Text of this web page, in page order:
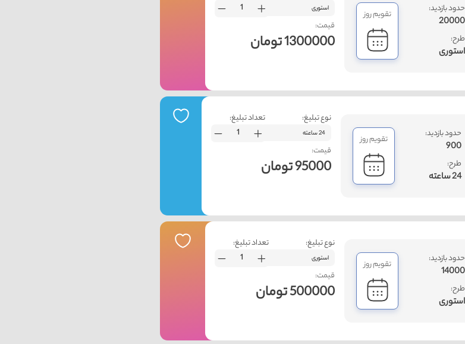
استوری
قیمت:
1300000 تومان
حدود بازدید:
20000
طرح:
استوری
تقویم روز
نوع تبلیغ:
24 ساعته
تعداد تبلیغ:
قیمت:
95000 تومان
حدود بازدید:
900
طرح:
24 ساعته
تقویم روز
نوع تبلیغ:
استوری
تعداد تبلیغ:
قیمت:
500000 تومان
حدود بازدید:
14000
طرح:
استوری
تقویم روز